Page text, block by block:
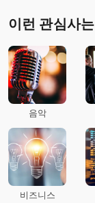
이런 관심사
음악
비즈니스